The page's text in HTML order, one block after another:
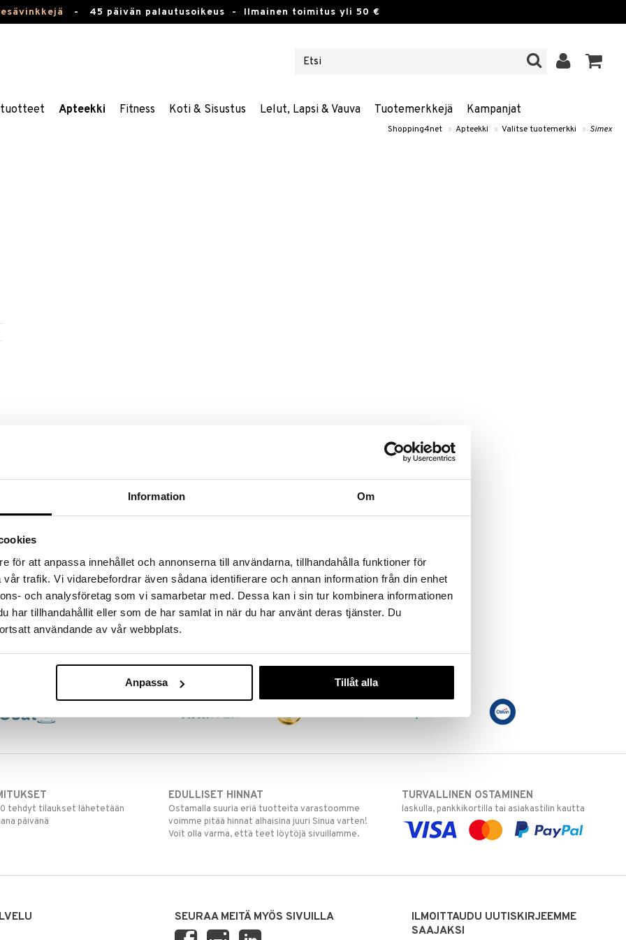
Information Om
för att anpassa innehållet och annonserna till användarna, tillhandahålla funktioner för
trafik. Vi vidarebefordrar även sådana identifierare och annan information från din enhet
och analysföretag som vi samarbetar med. Dessa kan i sin tur kombinera informationen
har tillhandahållit eller som de har samlat in när du har använt deras tjänster. Du
användande av vår webbplats.
Anpassa Tillåt alla
- 45 päivän palautusoikeus - Ilmainen toimitus yli 50 €
Apteekki Fitness Koti & Sisustus Lelut, Lapsi & Vauva Tuotemerkkejä Kampanjat
Shopping4net » Apteekki » Valitse tuotemerkki » Simex
tehdyt tilaukset lähetetään
päivänä
EDULLISET HINNAT
Ostamalla suuria eriä tuotteita varastoomme
voimme pitää hinnat alhaisina juuri Sinua varten!
Voit olla varma, että teet löytöjä sivuillamme.
TURVALLINEN OSTAMINEN
laskulla, pankkikortilla tai asiakastilin kautta
SEURAA MEITÄ MYÖS SIVUILLA
ILMOITTAUDU UUTISKIRJEEMME
SAAJAKSI